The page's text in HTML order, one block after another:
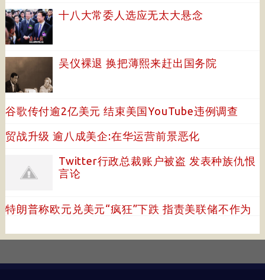
十八大常委人选应无太大悬念
吴仪裸退 换把薄熙来赶出国务院
谷歌传付逾2亿美元 结束美国YouTube违例调查
贸战升级 逾八成美企:在华运营前景恶化
Twitter行政总裁账户被盗 发表种族仇恨
言论
特朗普称欧元兑美元“疯狂”下跌 指责美联储不作为